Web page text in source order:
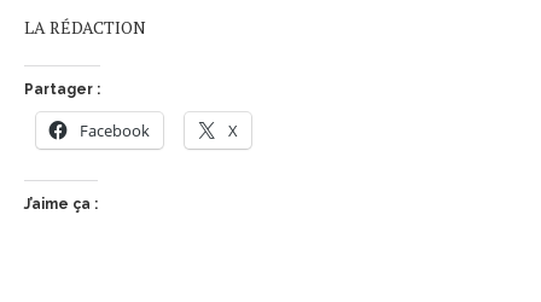
LA RÉDACTION
Partager :
Facebook X
J’aime ça :